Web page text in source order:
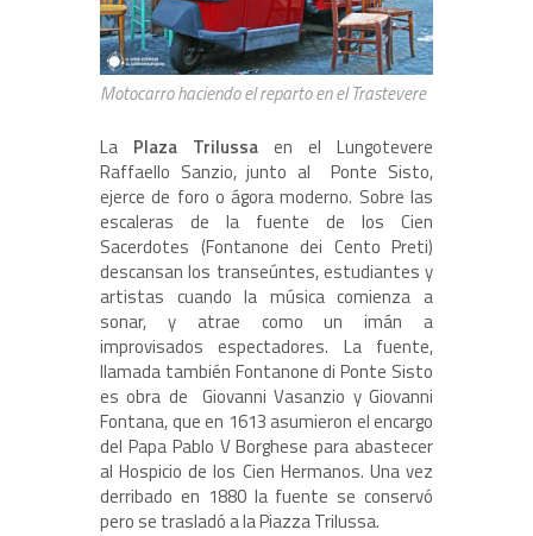
Motocarro haciendo el reparto en el Trastevere
La Plaza Trilussa en el Lungotevere
Raffaello Sanzio, junto al Ponte Sisto,
ejerce de foro o ágora moderno. Sobre las
escaleras de la fuente de los Cien
Sacerdotes (Fontanone dei Cento Preti)
descansan los transeúntes, estudiantes y
artistas cuando la música comienza a
sonar, y atrae como un imán a
improvisados espectadores. La fuente,
llamada también Fontanone di Ponte Sisto
es obra de Giovanni Vasanzio y Giovanni
Fontana, que en 1613 asumieron el encargo
del Papa Pablo V Borghese para abastecer
al Hospicio de los Cien Hermanos. Una vez
derribado en 1880 la fuente se conservó
pero se trasladó a la Piazza Trilussa.